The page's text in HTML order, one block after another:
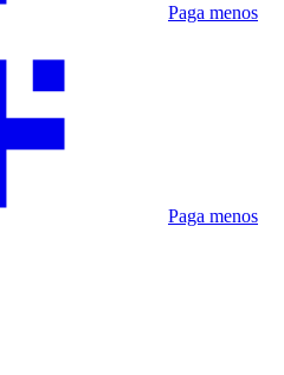
Paga menos
Paga menos